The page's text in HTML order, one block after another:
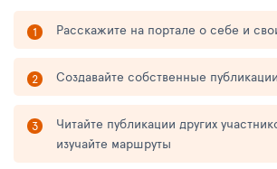
Расскажите на портале о себе и
Создавайте собственные
Читайте публикации других
изучайте маршруты